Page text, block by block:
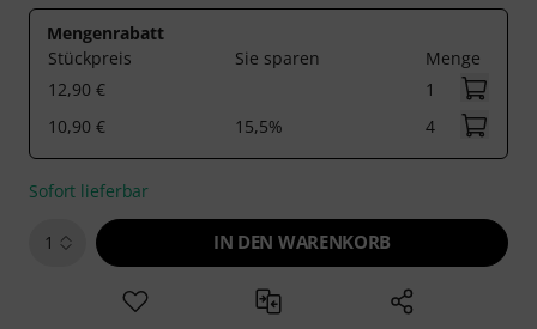
Mengenrabatt
Stückpreis
Sie sparen
Menge
12,90 €
1
10,90 €
15,5% 4
Sofort lieferbar
1 IN DEN WARENKORB